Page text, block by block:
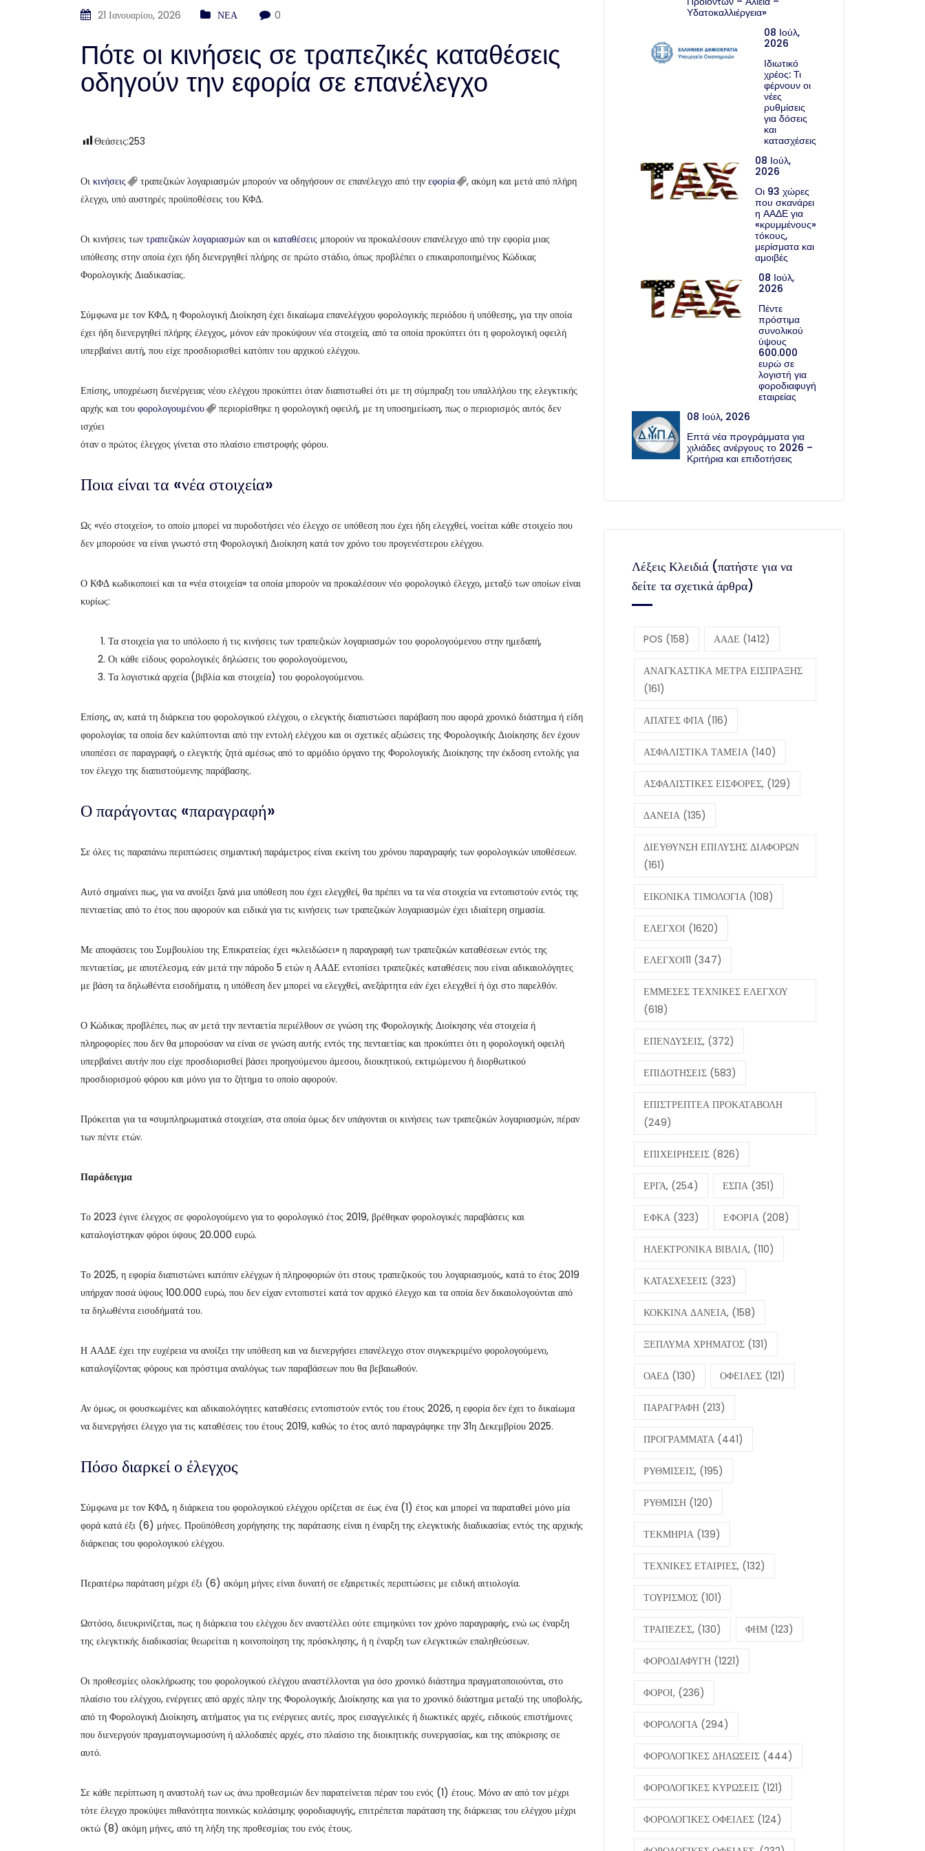
21 Ιανουαρίου, 2026 ΝΕΑ 0
Πότε οι κινήσεις σε τραπεζικές καταθέσεις
οδηγούν την εφορία σε επανέλεγχο
Θεάσεις:253
Οι κινήσεις τραπεζικών λογαριασμών μπορούν να οδηγήσουν σε επανέλεγχο από την εφορία
, ακόμη και μετά από πλήρη
έλεγχο, υπό αυστηρές προϋποθέσεις του ΚΦΔ.
Οι κινήσεις των τραπεζικών λογαριασμών και οι καταθέσεις μπορούν να προκαλέσουν επανέλεγχο από την εφορία μιας
υπόθεσης στην οποία έχει ήδη διενεργηθεί πλήρης σε πρώτο στάδιο, όπως προβλέπει ο επικαιροποιημένος Κώδικας
Φορολογικής Διαδικασίας.
Σύμφωνα με τον ΚΦΔ, η Φορολογική Διοίκηση έχει δικαίωμα επανελέγχου φορολογικής περιόδου ή υπόθεσης, για την οποία
έχει ήδη διενεργηθεί πλήρης έλεγχος, μόνον εάν προκύψουν νέα στοιχεία, από τα οποία προκύπτει ότι η φορολογική οφειλή
υπερβαίνει αυτή, που είχε προσδιορισθεί κατόπιν του αρχικού ελέγχου.
Επίσης, υποχρέωση διενέργειας νέου ελέγχου προκύπτει όταν διαπιστωθεί ότι με τη σύμπραξη του υπαλλήλου της ελεγκτικής
αρχής και του φορολογουμένου
περιορίσθηκε η φορολογική οφειλή, με τη υποσημείωση, πως ο περιορισμός αυτός δεν
ισχύει
όταν ο πρώτος έλεγχος γίνεται στο πλαίσιο επιστροφής φόρου.
Ποια είναι τα «νέα στοιχεία»
Ως «νέο στοιχείο», το οποίο μπορεί να πυροδοτήσει νέο έλεγχο σε υπόθεση που έχει ήδη ελεγχθεί, νοείται κάθε στοιχείο που
δεν μπορούσε να είναι γνωστό στη Φορολογική Διοίκηση κατά τον χρόνο του προγενέστερου ελέγχου.
Ο ΚΦΔ κωδικοποιεί και τα «νέα στοιχεία» τα οποία μπορούν να προκαλέσουν νέο φορολογικό έλεγχο, μεταξύ των οποίων είναι
κυρίως:
Τα στοιχεία για το υπόλοιπο ή τις κινήσεις των τραπεζικών λογαριασμών του φορολογούμενου στην ημεδαπή,
Οι κάθε είδους φορολογικές δηλώσεις του φορολογούμενου,
Τα λογιστικά αρχεία (βιβλία και στοιχεία) του φορολογούμενου.
Επίσης, αν, κατά τη διάρκεια του φορολογικού ελέγχου, ο ελεγκτής διαπιστώσει παράβαση που αφορά χρονικό διάστημα ή είδη
φορολογίας τα οποία δεν καλύπτονται από την εντολή ελέγχου και οι σχετικές αξιώσεις της Φορολογικής Διοίκησης δεν έχουν
υποπέσει σε παραγραφή, ο ελεγκτής ζητά αμέσως από το αρμόδιο όργανο της Φορολογικής Διοίκησης την έκδοση εντολής για
τον έλεγχο της διαπιστούμενης παράβασης.
Ο παράγοντας «παραγραφή»
Σε όλες τις παραπάνω περιπτώσεις σημαντική παράμετρος είναι εκείνη του χρόνου παραγραφής των φορολογικών υποθέσεων.
Αυτό σημαίνει πως, για να ανοίξει ξανά μια υπόθεση που έχει ελεγχθεί, θα πρέπει να τα νέα στοιχεία να εντοπιστούν εντός της
πενταετίας από το έτος που αφορούν και ειδικά για τις κινήσεις των τραπεζικών λογαριασμών έχει ιδιαίτερη σημασία.
Με αποφάσεις του Συμβουλίου της Επικρατείας έχει «κλειδώσει» η παραγραφή των τραπεζικών καταθέσεων εντός της
πενταετίας, με αποτέλεσμα, εάν μετά την πάροδο 5 ετών η ΑΑΔΕ εντοπίσει τραπεζικές καταθέσεις που είναι αδικαιολόγητες
με βάση τα δηλωθέντα εισοδήματα, η υπόθεση δεν μπορεί να ελεγχθεί, ανεξάρτητα εάν έχει ελεγχθεί ή όχι στο παρελθόν.
Ο Κώδικας προβλέπει, πως αν μετά την πενταετία περιέλθουν σε γνώση της Φορολογικής Διοίκησης νέα στοιχεία ή
πληροφορίες που δεν θα μπορούσαν να είναι σε γνώση αυτής εντός της πενταετίας και προκύπτει ότι η φορολογική οφειλή
υπερβαίνει αυτήν που είχε προσδιορισθεί βάσει προηγούμενου άμεσου, διοικητικού, εκτιμώμενου ή διορθωτικού
προσδιορισμού φόρου και μόνο για το ζήτημα το οποίο αφορούν.
Πρόκειται για τα «συμπληρωματικά στοιχεία», στα οποία όμως δεν υπάγονται οι κινήσεις των τραπεζικών λογαριασμών, πέραν
των πέντε ετών.
Παράδειγμα
Το 2023 έγινε έλεγχος σε φορολογούμενο για το φορολογικό έτος 2019, βρέθηκαν φορολογικές παραβάσεις και
καταλογίστηκαν φόροι ύψους 20.000 ευρώ.
Το 2025, η εφορία διαπιστώνει κατόπιν ελέγχων ή πληροφοριών ότι στους τραπεζικούς του λογαριασμούς, κατά το έτος 2019
υπήρχαν ποσά ύψους 100.000 ευρώ, που δεν είχαν εντοπιστεί κατά τον αρχικό έλεγχο και τα οποία δεν δικαιολογούνται από
τα δηλωθέντα εισοδήματά του.
Η ΑΑΔΕ έχει την ευχέρεια να ανοίξει την υπόθεση και να διενεργήσει επανέλεγχο στον συγκεκριμένο φορολογούμενο,
καταλογίζοντας φόρους και πρόστιμα αναλόγως των παραβάσεων που θα βεβαιωθούν.
Αν όμως, οι φουσκωμένες και αδικαιολόγητες καταθέσεις εντοπιστούν εντός του έτους 2026, η εφορία δεν έχει το δικαίωμα
να διενεργήσει έλεγχο για τις καταθέσεις του έτους 2019, καθώς το έτος αυτό παραγράφηκε την 31η Δεκεμβρίου 2025.
Πόσο διαρκεί ο έλεγχος
Σύμφωνα με τον ΚΦΔ, η διάρκεια του φορολογικού ελέγχου ορίζεται σε έως ένα (1) έτος και μπορεί να παραταθεί μόνο μία
φορά κατά έξι (6) μήνες. Προϋπόθεση χορήγησης της παράτασης είναι η έναρξη της ελεγκτικής διαδικασίας εντός της αρχικής
διάρκειας του φορολογικού ελέγχου.
Περαιτέρω παράταση μέχρι έξι (6) ακόμη μήνες είναι δυνατή σε εξαιρετικές περιπτώσεις με ειδική αιτιολογία.
Ωστόσο, διευκρινίζεται, πως η διάρκεια του ελέγχου δεν αναστέλλει ούτε επιμηκύνει τον χρόνο παραγραφής, ενώ ως έναρξη
της ελεγκτικής διαδικασίας θεωρείται η κοινοποίηση της πρόσκλησης, ή η έναρξη των ελεγκτικών επαληθεύσεων.
Οι προθεσμίες ολοκλήρωσης του φορολογικού ελέγχου αναστέλλονται για όσο χρονικό διάστημα πραγματοποιούνται, στο
πλαίσιο του ελέγχου, ενέργειες από αρχές πλην της Φορολογικής Διοίκησης και για το χρονικό διάστημα μεταξύ της υποβολής,
από τη Φορολογική Διοίκηση, αιτήματος για τις ενέργειες αυτές, προς εισαγγελικές ή διωκτικές αρχές, ειδικούς επιστήμονες
που διενεργούν πραγματογνωμοσύνη ή αλλοδαπές αρχές, στο πλαίσιο της διοικητικής συνεργασίας, και της απόκρισης σε
αυτό.
Σε κάθε περίπτωση η αναστολή των ως άνω προθεσμιών δεν παρατείνεται πέραν του ενός (1) έτους. Μόνο αν από τον μέχρι
τότε έλεγχο προκύψει πιθανότητα ποινικώς κολάσιμης φοροδιαφυγής, επιτρέπεται παράταση της διάρκειας του ελέγχου μέχρι
οκτώ (8) ακόμη μήνες, από τη λήξη της προθεσμίας του ενός έτους.
Υδατοκαλλιέργεια»
08 Ιούλ,
2026
Ιδιωτικό
χρέος: Τι
φέρνουν οι
νέες
ρυθμίσεις
για δόσεις
και
κατασχέσεις
08 Ιούλ,
2026
Οι 93 χώρες
που σκανάρει
η ΑΑΔΕ για
«κρυμμένους»
τόκους,
μερίσματα και
αμοιβές
08 Ιούλ,
2026
Πέντε
πρόστιμα
συνολικού
ύψους
600.000
ευρώ σε
λογιστή για
φοροδιαφυγή
εταιρείας
08 Ιούλ, 2026
Επτά νέα προγράμματα για
χιλιάδες ανέργους το 2026 –
Κριτήρια και επιδοτήσεις
Λέξεις Κλειδιά (πατήστε για να
δείτε τα σχετικά άρθρα)
POS (158) ΑΑΔΕ (1412)
ΑΝΑΓΚΑΣΤΙΚΑ ΜΕΤΡΑ ΕΙΣΠΡΑΞΗΣ
(161)
ΑΠΑΤΕΣ ΦΠΑ (116)
ΑΣΦΑΛΙΣΤΙΚΑ ΤΑΜΕΙΑ (140)
ΑΣΦΑΛΙΣΤΙΚΕΣ ΕΙΣΦΟΡΕΣ, (129)
ΔΑΝΕΙΑ (135)
ΔΙΕΥΘΥΝΣΗ ΕΠΙΛΥΣΗΣ ΔΙΑΦΟΡΩΝ
(161)
ΕΙΚΟΝΙΚΑ ΤΙΜΟΛΟΓΙΑ (108)
ΕΛΕΓΧΟΙ (1620)
ΕΛΕΓΧΟΙ11 (347)
ΕΜΜΕΣΕΣ ΤΕΧΝΙΚΕΣ ΕΛΕΓΧΟΥ
(618)
ΕΠΕΝΔΥΣΕΙΣ, (372)
ΕΠΙΔΟΤΗΣΕΙΣ (583)
ΕΠΙΣΤΡΕΠΤΕΑ ΠΡΟΚΑΤΑΒΟΛΗ
(249)
ΕΠΙΧΕΙΡΗΣΕΙΣ (826)
ΕΡΓΑ, (254) ΕΣΠΑ (351)
ΕΦΚΑ (323) ΕΦΟΡΙΑ (208)
ΗΛΕΚΤΡΟΝΙΚΑ ΒΙΒΛΙΑ, (110)
ΚΑΤΑΣΧΕΣΕΙΣ (323)
ΚΟΚΚΙΝΑ ΔΑΝΕΙΑ, (158)
ΞΕΠΛΥΜΑ ΧΡΗΜΑΤΟΣ (131)
ΟΑΕΔ (130) ΟΦΕΙΛΕΣ (121)
ΠΑΡΑΓΡΑΦΗ (213)
ΠΡΟΓΡΑΜΜΑΤΑ (441)
ΡΥΘΜΙΣΕΙΣ, (195)
ΡΥΘΜΙΣΗ (120)
ΤΕΚΜΗΡΙΑ (139)
ΤΕΧΝΙΚΕΣ ΕΤΑΙΡΙΕΣ, (132)
ΤΟΥΡΙΣΜΟΣ (101)
ΤΡΑΠΕΖΕΣ, (130) ΦΗΜ (123)
ΦΟΡΟΔΙΑΦΥΓΗ (1221)
ΦΟΡΟΙ, (236)
ΦΟΡΟΛΟΓΙΑ (294)
ΦΟΡΟΛΟΓΙΚΕΣ ΔΗΛΩΣΕΙΣ (444)
ΦΟΡΟΛΟΓΙΚΕΣ ΚΥΡΩΣΕΙΣ (121)
ΦΟΡΟΛΟΓΙΚΕΣ ΟΦΕΙΛΕΣ (124)